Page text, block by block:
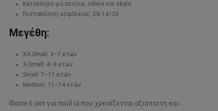
Κατάλληλο για πατίνια, rollers και skate
Πιστοποίηση ασφάλειας: EN 14120
Μεγέθη:
XX-Small: 3–7 ετών
X-Small: 4–8 ετών
Small: 7–11 ετών
Medium: 11–14 ετών
Ιδανικό σετ για παιδιά που χρειάζονται αξιόπιστη και